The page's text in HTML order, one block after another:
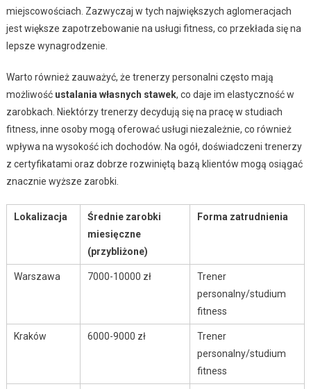
miejscowościach. Zazwyczaj w tych największych aglomeracjach
jest większe zapotrzebowanie na usługi fitness, co przekłada się na
lepsze wynagrodzenie.
Warto również zauważyć, że trenerzy personalni często mają
możliwość ustalania własnych stawek, co daje im elastyczność w
zarobkach. Niektórzy trenerzy decydują się na pracę w studiach
fitness, inne osoby mogą oferować usługi niezależnie, co również
wpływa na wysokość ich dochodów. Na ogół, doświadczeni trenerzy
z certyfikatami oraz dobrze rozwiniętą bazą klientów mogą osiągać
znacznie wyższe zarobki.
Lokalizacja
Średnie zarobki
miesięczne
(przybliżone)
Forma zatrudnienia
Warszawa 7000-10000 zł
Trener
personalny/studium
fitness
Kraków 6000-9000 zł
Trener
personalny/studium
fitness